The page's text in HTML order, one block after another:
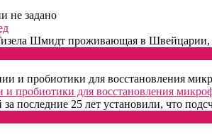
Шмидт проживающая в Швейцарии,
пробиотики для восстановления
последние 25 лет установили, что